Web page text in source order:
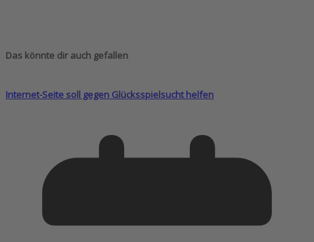
Das könnte dir auch gefallen
Internet-Seite soll gegen Glücksspielsucht helfen